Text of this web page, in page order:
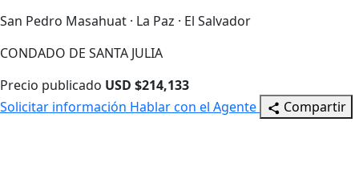
San Pedro Masahuat · La Paz · El Salvador
CONDADO DE SANTA JULIA
Precio publicado USD $214,133
Solicitar información Hablar con el Agente Compartir